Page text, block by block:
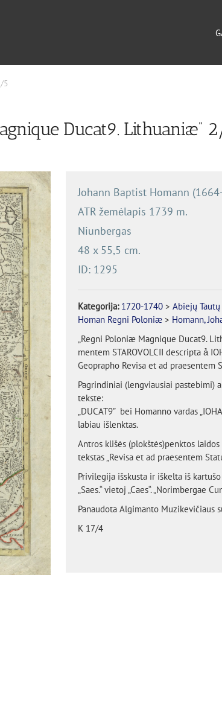
5
Ducat9. Lithuaniæ”
Johann Baptist Homann
ATR žemėlapis 1739 m.
Niunbergas
48 x 55,5 cm.
ID: 1295
Kategorija: 1720-1740> Abiejų
Homan Regni Poloniæ> Homann,
„Regni Poloniæ Magnique Ducat9.
mentem STAROVOLCII descripta ả
Geoprapho Revisa et ad praesentem
Pagrindiniai (lengviausiai pastebimi)
tekste:
„DUCAT9” bei Homanno vardas
labiau išlenktas.
Antros klišės (plokštės)penktos
tekstas „Revisa et ad praesentem
Privilegija išskusta ir iškelta iš
„Saes.“ vietoj „Caes“. „Norimbergae
Panaudota Algimanto Muzikevičiaus
K 17/4